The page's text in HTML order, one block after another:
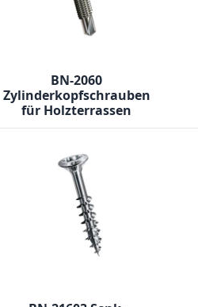
BN-2060
Zylinderkopfschrauben
für Holzterrassen